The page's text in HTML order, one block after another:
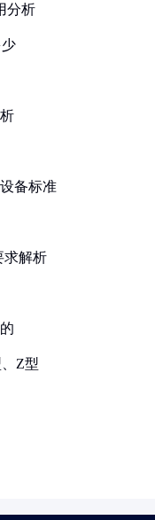
分析
备标准
求解析
Z型